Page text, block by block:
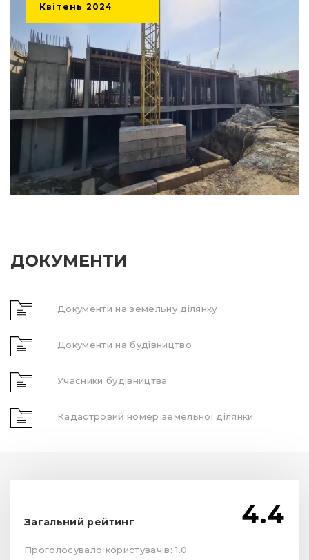
Квітень 2024
ДОКУМЕНТИ
Документи на земельну ділянку
Документи на будівництво
Учасники будівництва
Кадастровий номер земельної ділянки
Загальний рейтинг 4.4
Проголосувало користувачів: 1.0